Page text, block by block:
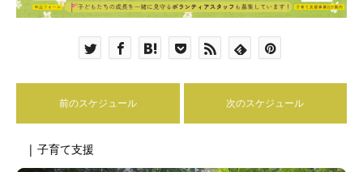
前のスケジュール 次のスケジュール
| 子育て支援